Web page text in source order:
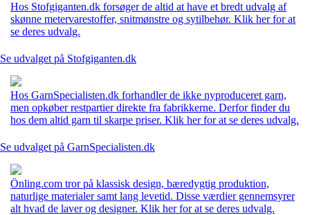
Hos Stofgiganten.dk forsøger de altid at have et bredt udvalg af
skønne metervarestoffer, snitmønstre og sytilbehør. Klik her for at
se deres udvalg.
Se udvalget på Stofgiganten.dk
Hos GarnSpecialisten.dk forhandler de ikke nyproduceret garn,
men opkøber restpartier direkte fra fabrikkerne. Derfor finder du
hos dem altid garn til skarpe priser. Klik her for at se deres udvalg.
Se udvalget på GarnSpecialisten.dk
Önling.com tror på klassisk design, bæredygtig produktion,
naturlige materialer samt lang levetid. Disse værdier gennemsyrer
alt hvad de laver og designer. Klik her for at se deres udvalg.